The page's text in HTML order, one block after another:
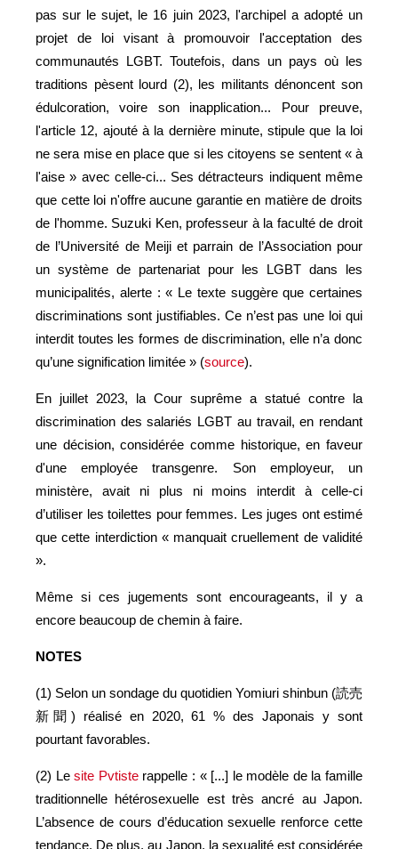
pas sur le sujet, le 16 juin 2023, l'archipel a adopté un
projet de loi visant à promouvoir l'acceptation des
communautés LGBT. Toutefois, dans un pays où les
traditions pèsent lourd (2), les militants dénoncent son
édulcoration, voire son inapplication... Pour preuve,
l'article 12, ajouté à la dernière minute, stipule que la loi
ne sera mise en place que si les citoyens se sentent « à
l'aise » avec celle-ci... Ses détracteurs indiquent même
que cette loi n'offre aucune garantie en matière de droits
de l'homme. Suzuki Ken, professeur à la faculté de droit
de l’Université de Meiji et parrain de l’Association pour
un système de partenariat pour les LGBT dans les
municipalités, alerte : « Le texte suggère que certaines
discriminations sont justifiables. Ce n’est pas une loi qui
interdit toutes les formes de discrimination, elle n’a donc
qu’une signification limitée » (source).
En juillet 2023, la Cour suprême a statué contre la
discrimination des salariés LGBT au travail, en rendant
une décision, considérée comme historique, en faveur
d'une employée transgenre. Son employeur, un
ministère, avait ni plus ni moins interdit à celle-ci
d’utiliser les toilettes pour femmes. Les juges ont estimé
que cette interdiction « manquait cruellement de validité
».
Même si ces jugements sont encourageants, il y a
encore beaucoup de chemin à faire.
NOTES
(1) Selon un sondage du quotidien Yomiuri shinbun (読売
新聞) réalisé en 2020, 61 % des Japonais y sont
pourtant favorables.
(2) Lesite Pvtisterappelle : « [...] le modèle de la famille
traditionnelle hétérosexuelle est très ancré au Japon.
L’absence de cours d’éducation sexuelle renforce cette
tendance. De plus, au Japon, la sexualité est considérée